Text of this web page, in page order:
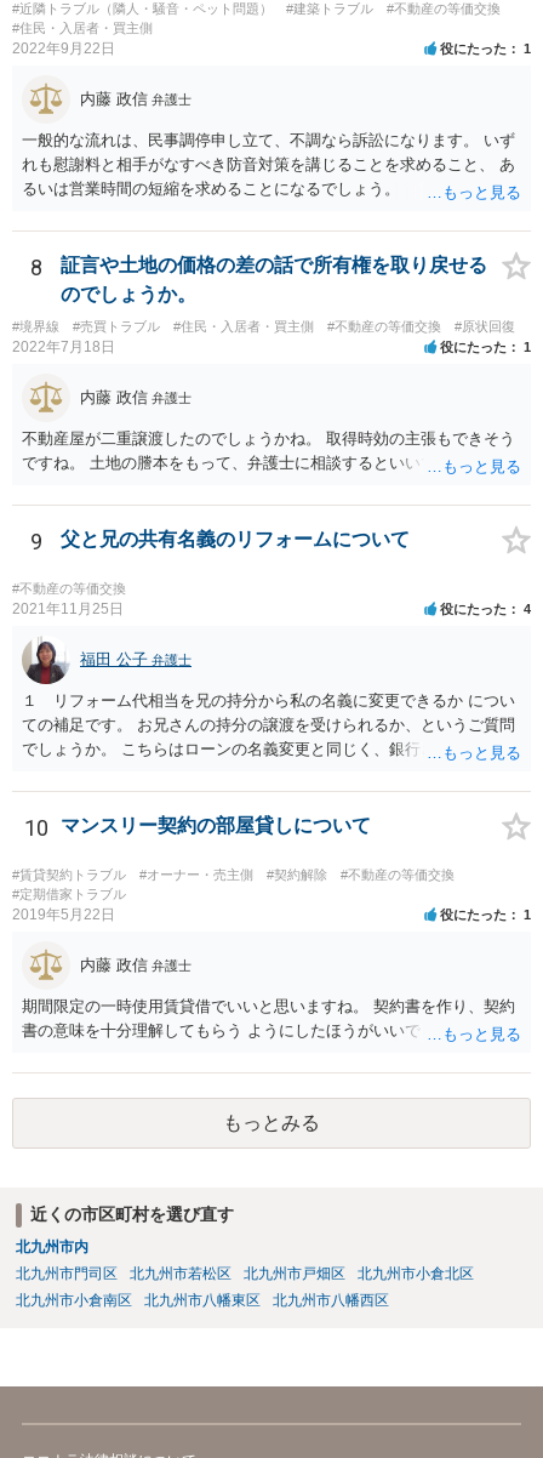
容とする特約は、借地人に不利な特約として無効とされます。 しか
しながら、存続期間を50年以上とする借地契約を締結するに際し、３
③建物買取請求をしない）を付ける、一般定期借地権を設定するこが
認められています（借地借家法22条）。 【参考】借地借家法 第２２条
（一般定期借地権） 存続期間を５０年以上として借地権を設定する
場合においては、第９条及び第１６条の規定にかかわらず、契約の更
新（更新の請求及び土地の使用の継続によるものを含む。次条第１項
ことができる。この場合においては、その特約は、公正証書による等
書面によってしなければならない。
#近隣トラブル（隣人・騒音・ペット問題） #建築トラブル
#不動産の等価交換
#住民・入居者・買主側
2022年9月22日 役にたった 1
内藤 政信 弁護士
一般的な流れは、民事調停申し立て、不調なら訴訟になります。 いず
れも慰謝料と相手がなすべき防音対策を講じることを求めること、 あ
るいは営業時間の短縮を求めることになるでしょう。
8
証言や土地の価格の差の話で所有権を取り戻せる
のでしょうか。
#境界線 #売買トラブル #住民・入居者・買主側 #不動産の等価交換 #原状回復
2022年7月18日 役にたった 1
内藤 政信 弁護士
不動産屋が二重譲渡したのでしょうかね。 取得時効の主張もできそう
ですね。 土地の謄本をもって、弁護士に相談するといいでしょう。
9 父と兄の共有名義のリフォームについて
#不動産の等価交換
2021年11月25日 役にたった 4
福田 公子 弁護士
１ リフォーム代相当を兄の持分から私の名義に変更できるか につい
ての補足です。 お兄さんの持分の譲渡を受けられるか、というご質問
でしょうか。 こちらはローンの名義変更と同じく、銀行さんの承諾が
さい。
10 マンスリー契約の部屋貸しについて
#賃貸契約トラブル #オーナー・売主側 #契約解除
#不動産の等価交換
#定期借家トラブル
2019年5月22日 役にたった 1
内藤 政信 弁護士
期間限定の一時使用賃貸借でいいと思いますね。 契約書を作り、契約
書の意味を十分理解してもらう ようにしたほうがいいでしょう。
もっとみる
近くの市区町村を選び直す
北九州市内
北九州市門司区
北九州市若松区 北九州市戸畑区
北九州市小倉北区
北九州市小倉南区
北九州市八幡東区 北九州市八幡西区